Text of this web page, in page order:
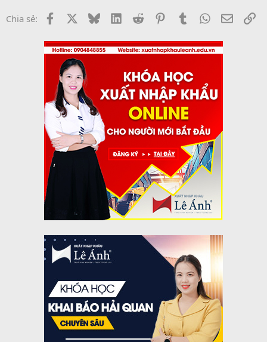
Chia sẻ: Facebook BlueskyLinkedInReddit PinterestTumblrWhatsApp
Email